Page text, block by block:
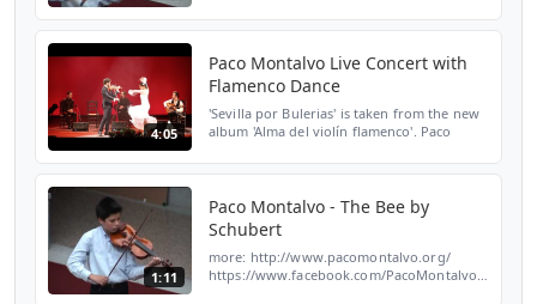
4:05
Paco Montalvo Live Concert with
Flamenco Dance
'Sevilla por Bulerias' is taken from the new
album 'Alma del violín flamenco'. Paco
1:11
Paco Montalvo - The Bee by
Schubert
more: http://www.pacomontalvo.org/
https://www.facebook.com/PacoMontalvo.Official